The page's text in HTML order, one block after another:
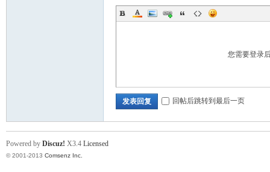
您需要登录
发表回复 回帖后跳转到最后一页
Powered by Discuz! X3.4 Licensed
© 2001-2013 Comsenz Inc.